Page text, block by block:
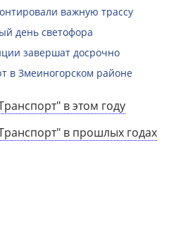
важную трассу
день светофора
завершат досрочно
в Змеиногорском районе
в этом году
в прошлых годах